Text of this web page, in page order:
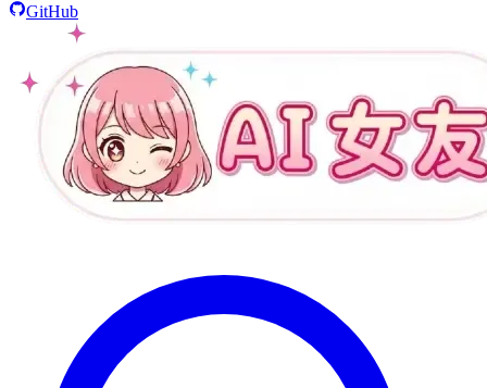
GitHub